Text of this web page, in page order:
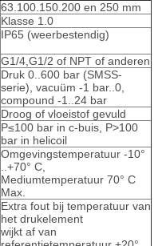
63.100.150.200 en 250 mm
Klasse 1.0
IP65 (weerbestendig)
G1/4,G1/2 of NPT of anderen
Druk 0..600 bar (SMSS-
serie), vacuüm -1 bar..0,
compound -1..24 bar
Droog of vloeistof gevuld
P≤100 bar in c-buis, P>100
bar in helicoil
Omgevingstemperatuur -10°
..+70° C,
Mediumtemperatuur 70° C
Max.
Extra fout bij temperatuur van
het drukelement
wijkt af van